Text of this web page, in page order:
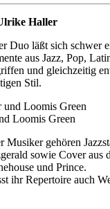
Haller
Duo läßt sich schwer
aus Jazz, Pop,
und gleichzeitig
Stil.
Loomis Green
Musiker gehören
sowie Cover aus
und Prince.
ihr Repertoire auch